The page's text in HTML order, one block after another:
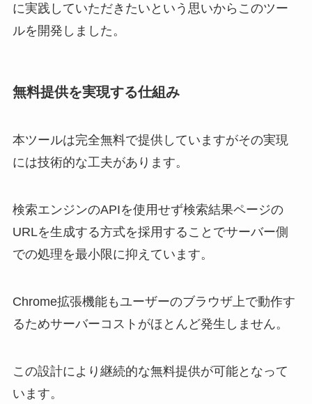
に実践していただきたいという思いからこのツー
ルを開発しました。
無料提供を実現する仕組み
本ツールは完全無料で提供していますがその実現
には技術的な工夫があります。
検索エンジンのAPIを使用せず検索結果ページの
URLを生成する方式を採用することでサーバー側
での処理を最小限に抑えています。
Chrome拡張機能もユーザーのブラウザ上で動作す
るためサーバーコストがほとんど発生しません。
この設計により継続的な無料提供が可能となって
います。